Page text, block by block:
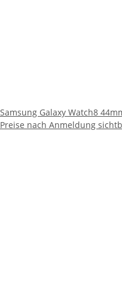
Samsung Galaxy Watch8
Preise nach Anmeldung